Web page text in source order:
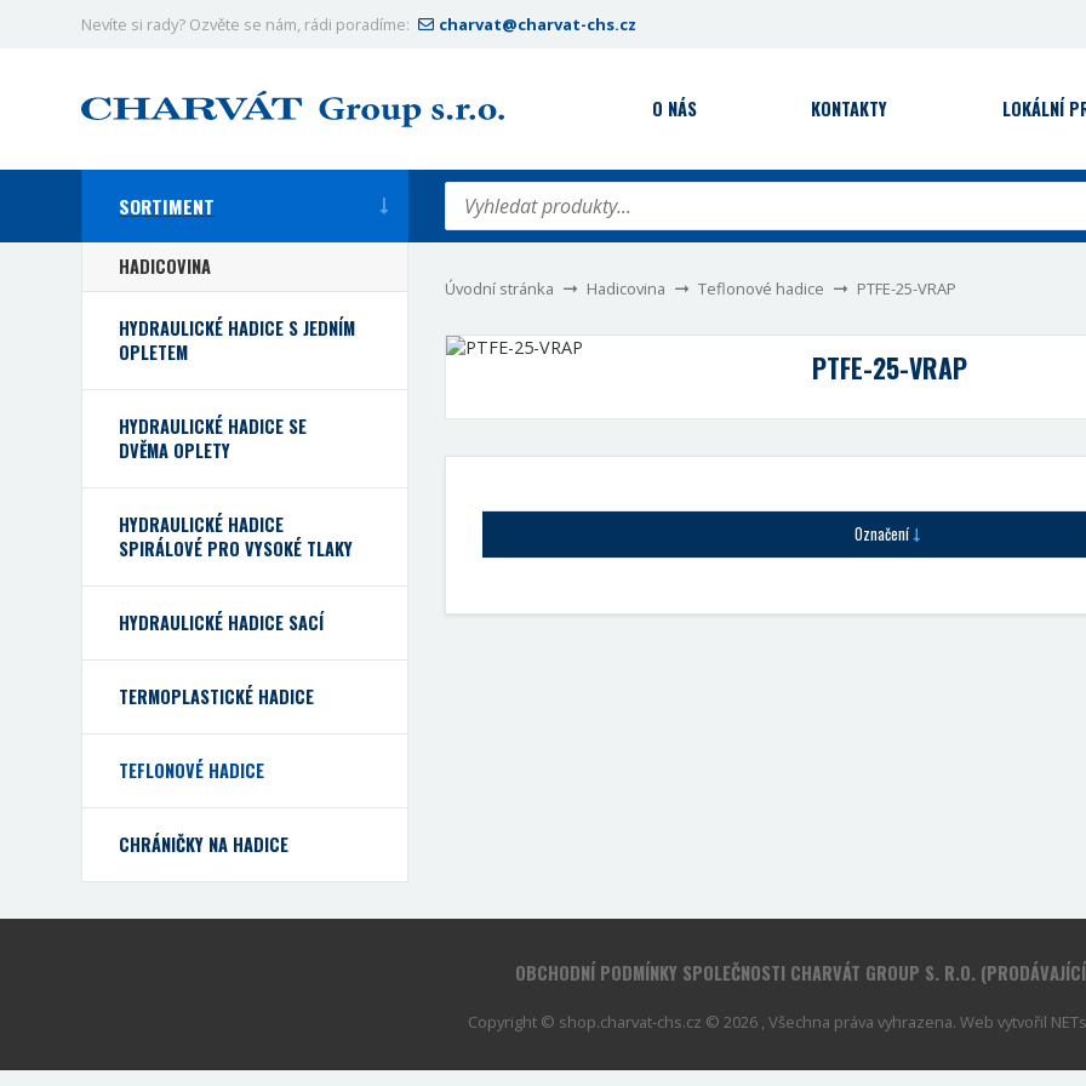
Nevíte si rady? Ozvěte se nám, rádi poradíme: charvat@charvat-chs.cz
O NÁS KONTAKTY LOKÁLNÍ
SORTIMENT
Úvodní stránka Hadicovina Teflonové hadice PTFE-25-VRAP
PTFE-25-VRAP
Označení
HADICOVINA
HYDRAULICKÉ HADICE S JEDNÍM
OPLETEM
HYDRAULICKÉ HADICE SE
DVĚMA OPLETY
HYDRAULICKÉ HADICE
SPIRÁLOVÉ PRO VYSOKÉ TLAKY
HYDRAULICKÉ HADICE SACÍ
TERMOPLASTICKÉ HADICE
TEFLONOVÉ HADICE
CHRÁNIČKY NA HADICE
OBCHODNÍ PODMÍNKY SPOLEČNOSTI CHARVÁT GROUP S. R.O.
Copyright © shop.charvat-chs.cz © 2026 , Všechna práva vyhrazena. Web vytvořil